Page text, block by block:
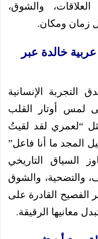
والشوق،
زمان ومكان.
خالدة عبر
الإنسانية
لمس أوتار القلب
“لعمري لقد لقيتُ
المجد ما أنا فاعل”
السياق التاريخي
والتضحية، والشوق
الفصيح القادرة على
معانيها الرقيقة.